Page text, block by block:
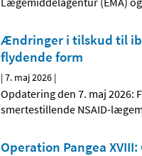
Ændringer i tilskud til
flydende form
|7. maj 2026 |
Opdatering den 7. maj 2026:
smertestillende NSAID-
Operation Pangea